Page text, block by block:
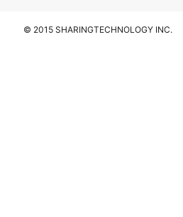
© 2015 SHARINGTECHNOLOGY INC.